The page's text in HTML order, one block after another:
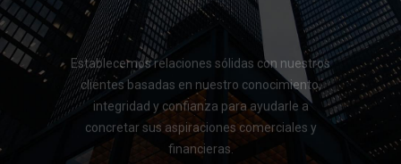
Llamar al 322 779 9188
clientes basadas en nuestro conocimiento,
integridad y confianza para ayudarle a
concretar sus aspiraciones comerciales y
financieras.
Llamar al 322 779 9188
CONTACTAR